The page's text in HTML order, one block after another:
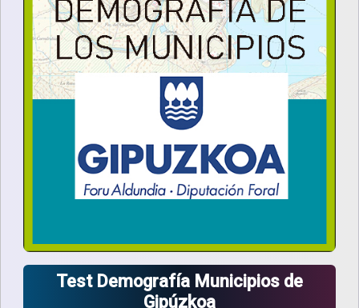
Test Demografía Municipios de
Gipúzkoa